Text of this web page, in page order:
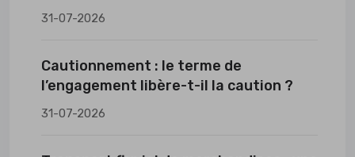
31-07-2026
Cautionnement : le terme de
l’engagement libère-t-il la caution ?
31-07-2026